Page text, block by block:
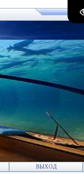
ВЫХОД